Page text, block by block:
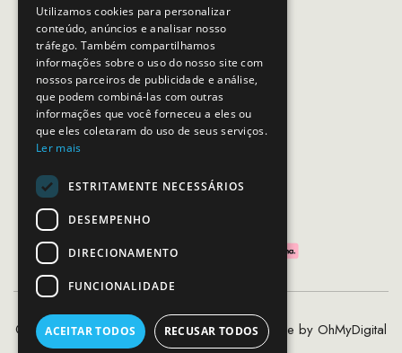
Horário de contacto:
Dias úteis das 10h as 19h
SEGUE-NOS
PAGAMENTOS SEGUROS
©2020 - 2026 MCS - Mob Crew Store | Made by OhMyDigital
Utilizamos cookies para personalizar
conteúdo, anúncios e analisar nosso
tráfego. Também compartilhamos
informações sobre o uso do nosso site com
nossos parceiros de publicidade e análise,
que podem combiná-las com outras
informações que você forneceu a eles ou
que eles coletaram do uso de seus serviços.
Ler mais
ESTRITAMENTE NECESSÁRIOS
DESEMPENHO
DIRECIONAMENTO
FUNCIONALIDADE
ACEITAR TODOS RECUSAR TODOS